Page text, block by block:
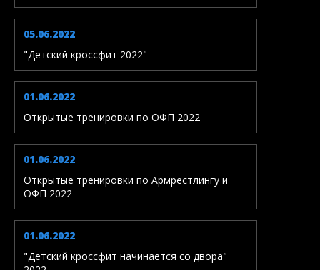
05.06.2022
"Детский кроссфит 2022"
01.06.2022
Открытые тренировки по ОФП 2022
01.06.2022
Открытые тренировки по Армрестлингу и
ОФП 2022
01.06.2022
"Детский кроссфит начинается со двора"